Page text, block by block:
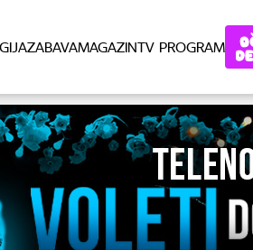
ZABAVAMAGAZINTV PROGRAM